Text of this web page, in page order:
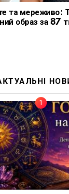
та мереживо:
образ за 87